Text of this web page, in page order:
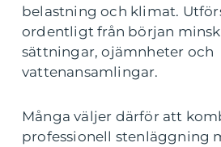
belastning och klimat.
ordentligt från början
sättningar, ojämnheter och
vattenansamlingar.
Många väljer därför att
professionell stenläggning